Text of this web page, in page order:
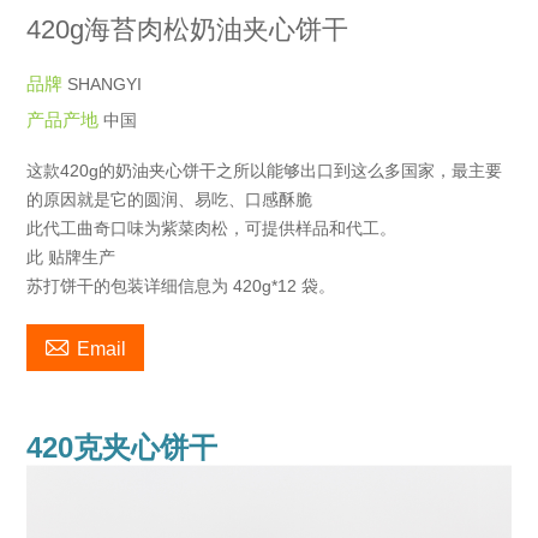
420g海苔肉松奶油夹心饼干
品牌 SHANGYI
产品产地中国
这款420g的奶油夹心饼干之所以能够出口到这么多国家，最主要
的原因就是它的圆润、易吃、口感酥脆
此代工曲奇口味为紫菜肉松，可提供样品和代工。
此 贴牌生产
苏打饼干的包装详细信息为 420g*12 袋。
 Email
420克夹心饼干